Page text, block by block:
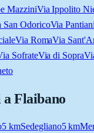
MazziniVia Ippolito
San OdoricoVia
Via RomaVia
SofrateVia di Sopra
aFlaibano
5 kmSedegliano5km